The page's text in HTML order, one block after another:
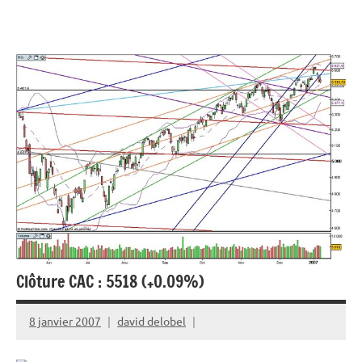
Clôture CAC : 5518 (+0.09%)
8 janvier 2007 david delobel